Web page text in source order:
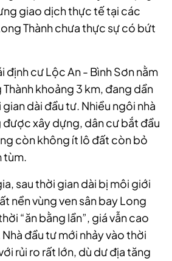
giao dịch thực tế tại các
Thành chưa thực sự có bứt
định cư Lộc An - Bình Sơn nằm
khoảng 3 km, đang dần
dài đầu tư. Nhiều ngôi nhà
được xây dựng, dân cư bắt đầu
còn không ít lô đất còn bỏ
tùm.
sau thời gian dài bị môi giới
nền vùng ven sân bay Long
“ăn bằng lần”, giá vẫn cao
đầu tư mới nhảy vào thời
rủi ro rất lớn, dù dư địa tăng